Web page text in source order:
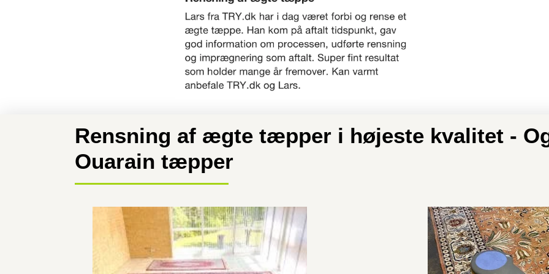
Rensning af ægte tæpper i højeste kvalitet -
Ouarain tæpper